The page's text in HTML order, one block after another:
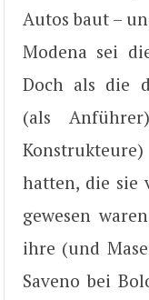
Autos baut –
Modena sei
Doch als die
(als
hatten, die sie
gewesen
ihre (und
Saveno bei